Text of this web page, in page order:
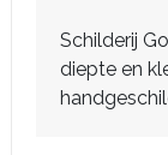
Schilderij
diepte en